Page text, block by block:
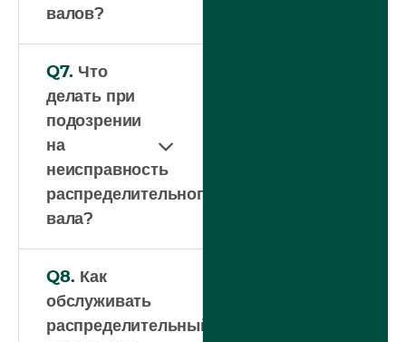
валов?
Q7. Что
делать при
подозрении
на
неисправность
распределительного
вала?
Q8. Как
обслуживать
распределительный